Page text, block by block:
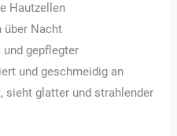
Hautzellen
über Nacht
gepflegter
und geschmeidig an
sieht glatter und strahlender